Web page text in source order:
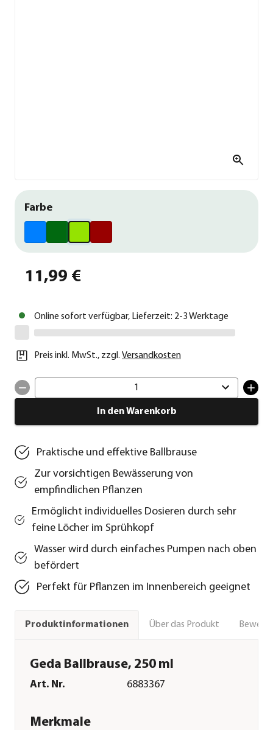
Farbe
11,99 €
Online sofort verfügbar, Lieferzeit: 2-3 Werktage
Preis inkl. MwSt., zzgl. Versandkosten
1
In den Warenkorb
Praktische und effektive Ballbrause
Zur vorsichtigen Bewässerung von
empfindlichen Pflanzen
Ermöglicht individuelles Dosieren durch sehr
feine Löcher im Sprühkopf
Wasser wird durch einfaches Pumpen nach oben
befördert
Perfekt für Pflanzen im Innenbereich geeignet
Produktinformationen Über das Produkt
Geda Ballbrause, 250 ml
Art. Nr. 6883367
Merkmale